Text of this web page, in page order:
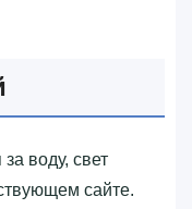
воду, свет
сайте.